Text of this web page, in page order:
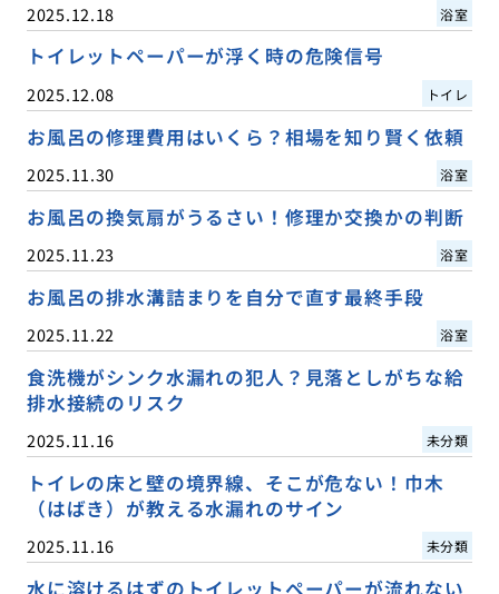
2025.12.18 浴室
トイレットペーパーが浮く時の危険信号
2025.12.08 トイレ
お風呂の修理費用はいくら？相場を知り賢く依頼
2025.11.30 浴室
お風呂の換気扇がうるさい！修理か交換かの判断
2025.11.23 浴室
お風呂の排水溝詰まりを自分で直す最終手段
2025.11.22 浴室
食洗機がシンク水漏れの犯人？見落としがちな給
排水接続のリスク
2025.11.16 未分類
トイレの床と壁の境界線、そこが危ない！巾木
（はばき）が教える水漏れのサイン
2025.11.16 未分類
水に溶けるはずのトイレットペーパーが流れない